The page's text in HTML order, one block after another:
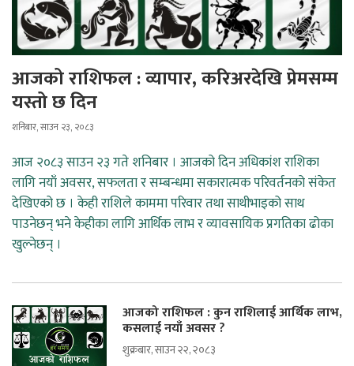
आजको राशिफल : व्यापार, करिअरदेखि प्रेमसम्म
यस्तो छ दिन
शनिबार, साउन २३, २०८३
आज २०८३ साउन २३ गते शनिबार । आजको दिन अधिकांश राशिका
लागि नयाँ अवसर, सफलता र सम्बन्धमा सकारात्मक परिवर्तनको संकेत
देखिएको छ । केही राशिले काममा परिवार तथा साथीभाइको साथ
पाउनेछन् भने केहीका लागि आर्थिक लाभ र व्यावसायिक प्रगतिका ढोका
खुल्नेछन् ।
आजको राशिफल : कुन राशिलाई आर्थिक लाभ,
कसलाई नयाँ अवसर ?
शुक्रबार, साउन २२, २०८३